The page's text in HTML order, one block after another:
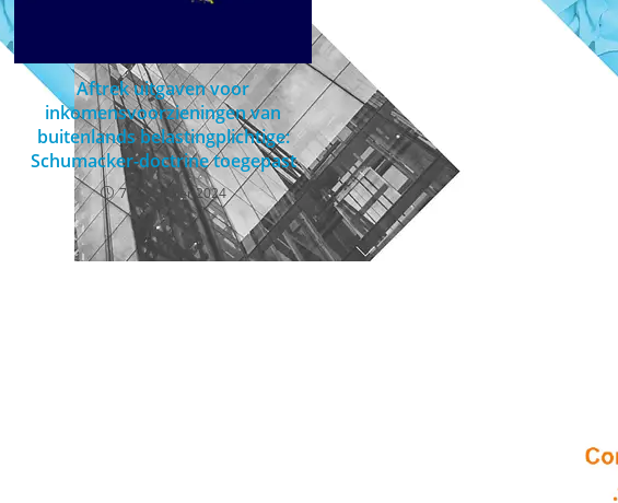
Aftrek uitgaven voor
inkomensvoorzieningen van
buitenlands belastingplichtige:
Schumacker-doctrine toegepast
7 november 2024